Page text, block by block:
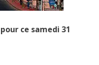
ce samedi 31